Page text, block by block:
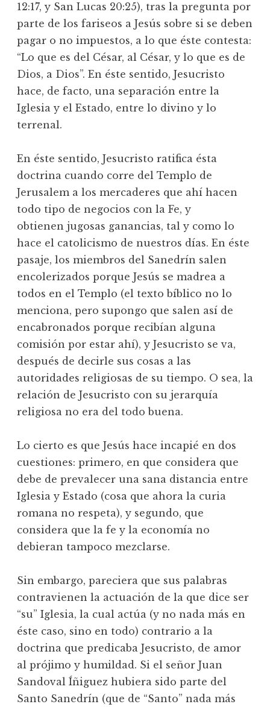
12:17, y San Lucas 20:25), tras la pregunta por
parte de los fariseos a Jesús sobre si se deben
pagar o no impuestos, a lo que éste contesta:
“Lo que es del César, al César, y lo que es de
Dios, a Dios”. En éste sentido, Jesucristo
hace, de facto, una separación entre la
Iglesia y el Estado, entre lo divino y lo
terrenal.
En éste sentido, Jesucristo ratifica ésta
doctrina cuando corre del Templo de
Jerusalem a los mercaderes que ahí hacen
todo tipo de negocios con la Fe, y
obtienen jugosas ganancias, tal y como lo
hace el catolicismo de nuestros días. En éste
pasaje, los miembros del Sanedrín salen
encolerizados porque Jesús se madrea a
todos en el Templo (el texto bíblico no lo
menciona, pero supongo que salen así de
encabronados porque recibían alguna
comisión por estar ahí), y Jesucristo se va,
después de decirle sus cosas a las
autoridades religiosas de su tiempo. O sea, la
relación de Jesucristo con su jerarquía
religiosa no era del todo buena.
Lo cierto es que Jesús hace incapié en dos
cuestiones: primero, en que considera que
debe de prevalecer una sana distancia entre
Iglesia y Estado (cosa que ahora la curia
romana no respeta), y segundo, que
considera que la fe y la economía no
debieran tampoco mezclarse.
Sin embargo, pareciera que sus palabras
contravienen la actuación de la que dice ser
“su” Iglesia, la cual actúa (y no nada más en
éste caso, sino en todo) contrario a la
doctrina que predicaba Jesucristo, de amor
al prójimo y humildad. Si el señor Juan
Sandoval Íñiguez hubiera sido parte del
Santo Sanedrín (que de “Santo” nada más